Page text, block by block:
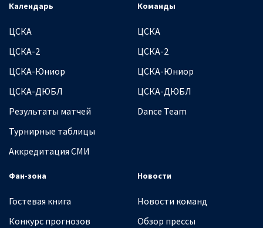
Календарь
ЦСКА
ЦСКА-2
ЦСКА-Юниор
ЦСКА-ДЮБЛ
Результаты матчей
Турнирные таблицы
Аккредитация СМИ
Команды
ЦСКА
ЦСКА-2
ЦСКА-Юниор
ЦСКА-ДЮБЛ
Dance Team
Фан-зона
Гостевая книга
Конкурс прогнозов
Новости
Новости команд
Обзор прессы